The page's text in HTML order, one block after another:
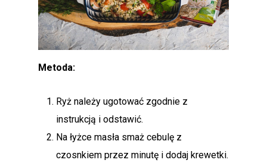
Metoda:
Ryż należy ugotować zgodnie z
instrukcją i odstawić.
Na łyżce masła smaż cebulę z
czosnkiem przez minutę i dodaj krewetki.